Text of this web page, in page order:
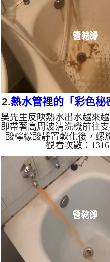
2.熱水管裡的「彩色秘
楊梅 蘋果路 清洗
吳先生反映熱水出水越來
即帶著高周波清洗機前往
酸檸檬酸靜置軟化後，螺
動，管路瞬間噴出深棕色銹
小時奮鬥，水流終於恢復
為什麼水管需要定期「大
靠水壓帶不走管壁陳年汙
質顏色，反映了不同的居
色（鐵鏽）： 管線老化徵
（氧化錳）： 常見於地下
（銅綠）： 銅合金接頭氧
（生物膜）： 細菌黏液滋
...
觀看次數：1316